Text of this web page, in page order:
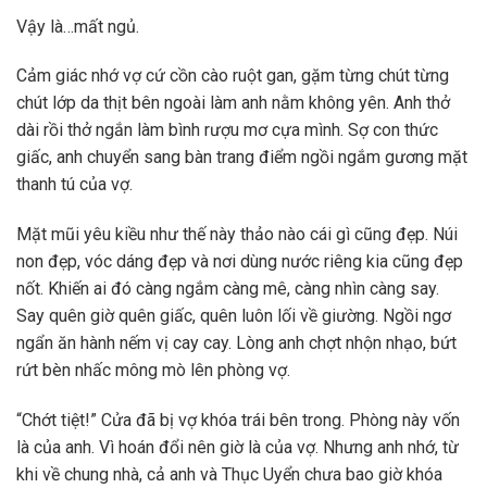
Vậy là…mất ngủ.
Cảm giác nhớ vợ cứ cồn cào ruột gan, gặm từng chút từng
chút lớp da thịt bên ngoài làm anh nằm không yên. Anh thở
dài rồi thở ngắn làm bình rượu mơ cựa mình. Sợ con thức
giấc, anh chuyển sang bàn trang điểm ngồi ngắm gương mặt
thanh tú của vợ.
Mặt mũi yêu kiều như thế này thảo nào cái gì cũng đẹp. Núi
non đẹp, vóc dáng đẹp và nơi dùng nước riêng kia cũng đẹp
nốt. Khiến ai đó càng ngắm càng mê, càng nhìn càng say.
Say quên giờ quên giấc, quên luôn lối về giường. Ngồi ngơ
ngẩn ăn hành nếm vị cay cay. Lòng anh chợt nhộn nhạo, bứt
rứt bèn nhấc mông mò lên phòng vợ.
“Chớt tiệt!” Cửa đã bị vợ khóa trái bên trong. Phòng này vốn
là của anh. Vì hoán đổi nên giờ là của vợ. Nhưng anh nhớ, từ
khi về chung nhà, cả anh và Thục Uyển chưa bao giờ khóa